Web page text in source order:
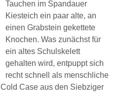
Tauchen im Spandauer
Kiesteich ein paar alte, an
einen Grabstein gekettete
Knochen. Was zunächst für
ein altes Schulskelett
gehalten wird, entpuppt sich
recht schnell als menschliche
Case aus den Siebziger